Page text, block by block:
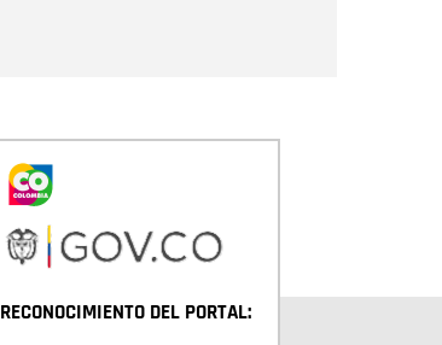
RECONOCIMIENTO DEL PORTAL: